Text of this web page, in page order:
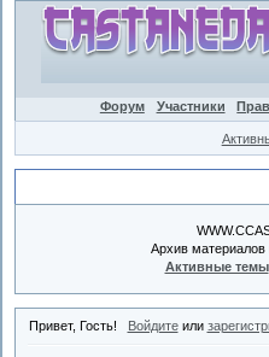
Форум Участники
Архив материалов
Активные темы
Привет, Гость! Войдитеили